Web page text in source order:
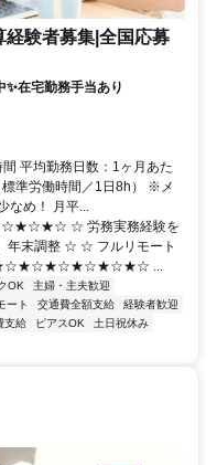
経験者募集|全国応募
在宅勤務手当あり
平均勤務日数：1ヶ月あた
準労働時間／1日8h） ※メ
なめ！ 月平...
☆ 労務実務経験を
年末調整 ☆ ☆ フルリモート
...
OK
主婦・主夫歓迎
ート 交通費全額支給
経験者歓迎
支給 ピアスOK
土日祝休み